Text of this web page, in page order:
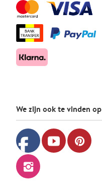
We zijn ook te vinden op
facebook youtube pinterest
instagram